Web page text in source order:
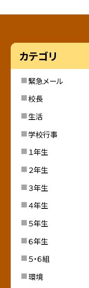
カテゴリ
緊急メール
校長
生活
学校行事
１年生
２年生
３年生
４年生
５年生
６年生
５・６組
環境